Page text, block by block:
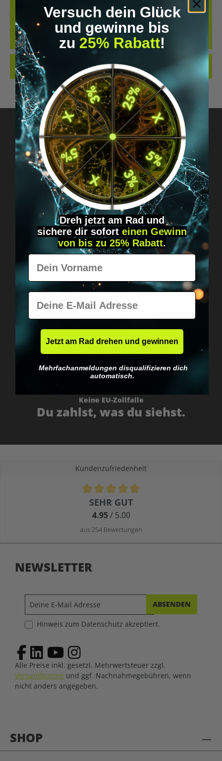
BESCHREIBUNG
BRAIN 2.0 – WEAR THE FUTUREUPGRADE YOUR WARDROBE LIKE
YOU UPGRADE YOUR MIND.KERNFEATURESFUTURISTISCHER
FRONTPRINT: GEHIRN TR…MEHR
BEWERTUNGEN
Fragen? Schreib uns!
Diskret, direkt &
persönlich.
Weltweiter Versand
Schnell & neutral
verpackt.
Keine EU-Zollfalle
Du zahlst, was du siehst.
Kundenzufriedenheit
Durchschnittliche Bewertung von 4.9 von 5 Sternen
SEHR GUT
4.95/ 5.00
aus 254 Bewertungen
SHOP
NEWSLETTER
ABSENDEN
Hinweis zum Datenschutz akzeptiert.
Alle Preise inkl. gesetzl. Mehrwertsteuer zzgl.
Versandkosten und ggf. Nachnahmegebühren, wenn
nicht anders angegeben.
Versuch dein Glück
und gewinne bis
zu 25% Rabatt!
Dreh jetzt am Rad und
sichere dir sofort einen Gewinn
von bis zu 25% Rabatt.
Vorname
E-Mail
Jetzt am Rad drehen und gewinnen
Mehrfachanmeldungen disqualifizieren dich
automatisch.